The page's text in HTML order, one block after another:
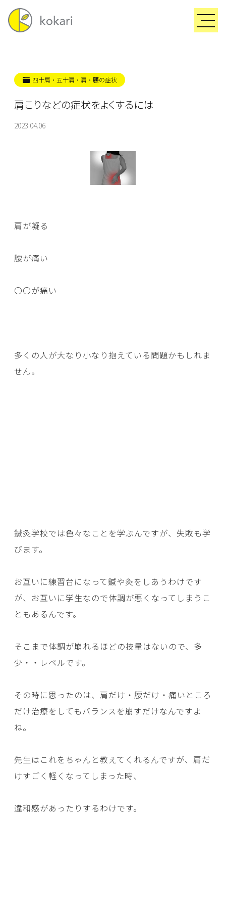
四十肩・五十肩・肩・腰の症状
肩こりなどの症状をよくするには
2023.04.06
肩が凝る
腰が痛い
〇〇が痛い
多くの人が大なり小なり抱えている問題かもしれま
せん。
鍼灸学校では色々なことを学ぶんですが、失敗も学
びます。
お互いに練習台になって鍼や灸をしあうわけです
が、お互いに学生なので体調が悪くなってしまうこ
ともあるんです。
そこまで体調が崩れるほどの技量はないので、多
少・・レベルです。
その時に思ったのは、肩だけ・腰だけ・痛いところ
だけ治療をしてもバランスを崩すだけなんですよ
ね。
先生はこれをちゃんと教えてくれるんですが、肩だ
けすごく軽くなってしまった時、
違和感があったりするわけです。